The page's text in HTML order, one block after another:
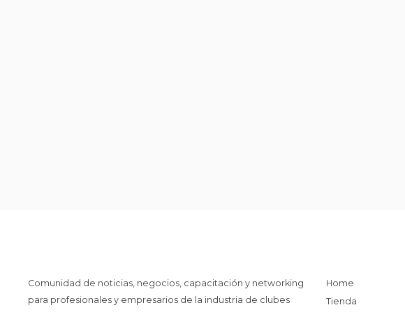
Comunidad de noticias, negocios, capacitación y networking
para profesionales y empresarios de la industria de clubes
Home
Tienda